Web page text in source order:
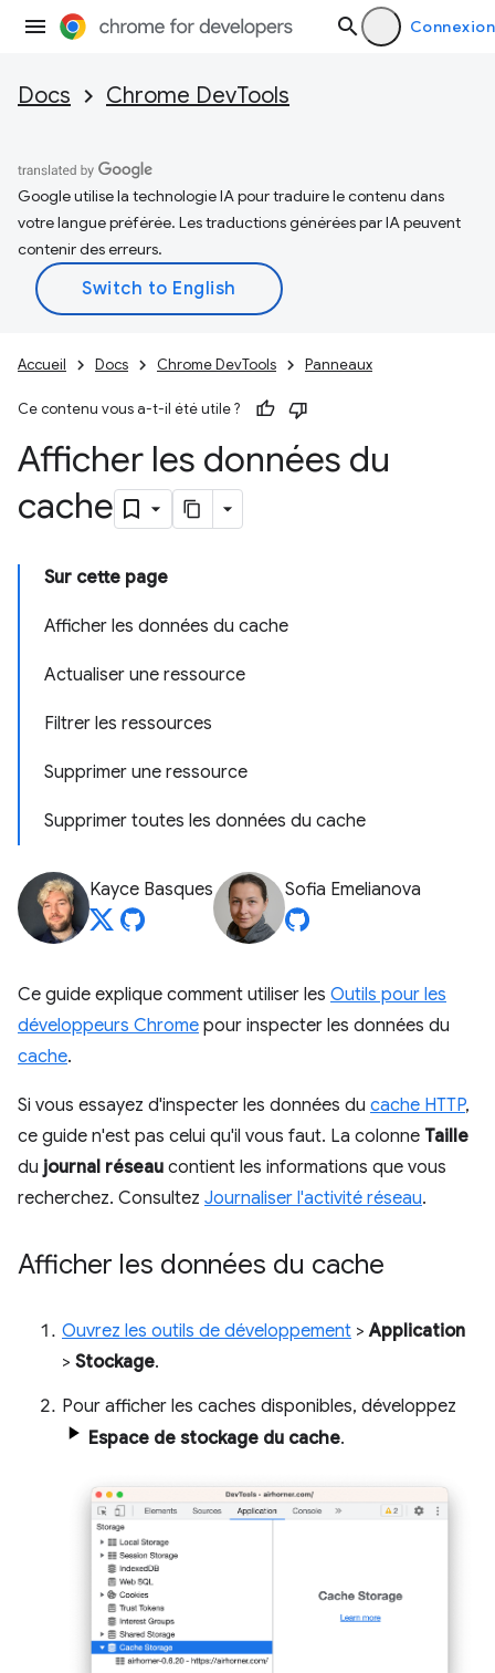
Connexion
Docs Chrome DevTools
Google utilise la technologie IA pour traduire le contenu dans
votre langue préférée. Les traductions générées par IA peuvent
contenir des erreurs.
Accueil Docs Chrome DevTools Panneaux
Ce contenu vous a-t-il été utile ?
Afficher les données du
cache
Sur cette page
Afficher les données du cache
Actualiser une ressource
Filtrer les ressources
Supprimer une ressource
Supprimer toutes les données du cache
Kayce Basques Sofia Emelianova
Ce guide explique comment utiliser les Outils pour les
développeurs Chrome pour inspecter les données du
cache.
Si vous essayez d'inspecter les données du cache HTTP,
ce guide n'est pas celui qu'il vous faut. La colonne Taille
du journal réseau contient les informations que vous
recherchez. Consultez Journaliser l'activité réseau.
Afficher les données du cache
Ouvrez les outils de développement >Application
> Stockage.
Pour afficher les caches disponibles, développez
Espace de stockage du cache.